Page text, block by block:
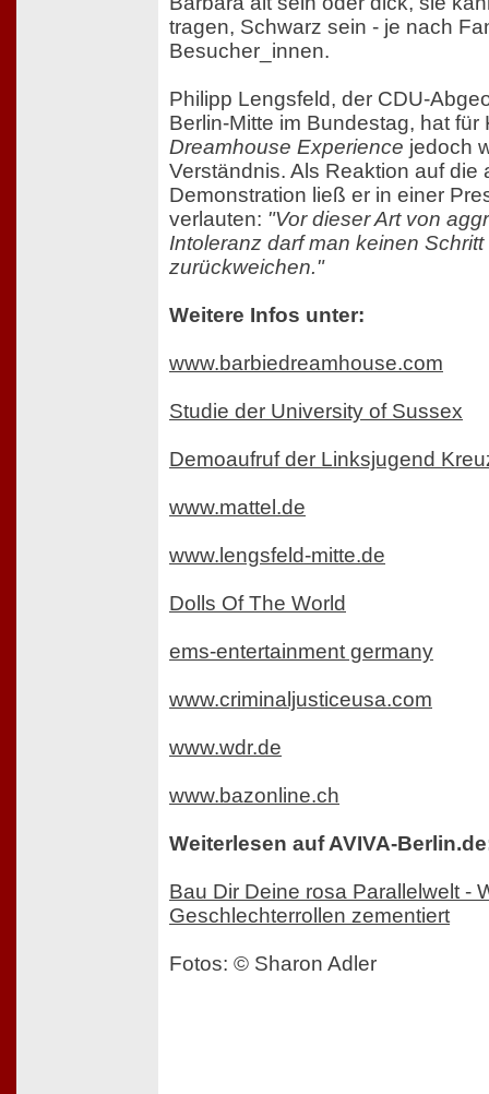
tragen, Schwarz sein - je nach
Besucher_innen.
Philipp Lengsfeld, der CDU-
Berlin-Mitte im Bundestag, hat für
Dreamhouse Experience jedoch
Verständnis. Als Reaktion auf die
Demonstration ließ er in einer
verlauten: "Vor dieser Art von
Intoleranz darf man keinen Schritt
zurückweichen."
Weitere Infos unter:
www.barbiedreamhouse.com
Studie der University of Sussex
Demoaufruf der Linksjugend
www.mattel.de
www.lengsfeld-mitte.de
Dolls Of The World
ems-entertainment germany
www.criminaljusticeusa.com
www.wdr.de
www.bazonline.ch
Weiterlesen auf AVIVA-
Bau Dir Deine rosa Parallelwelt -
Geschlechterrollen zementiert
Fotos: © Sharon Adler